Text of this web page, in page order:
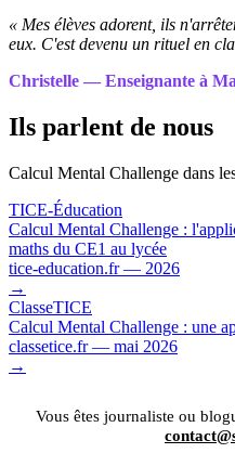
« Mes élèves adorent, ils
eux. C'est devenu un rituel en
Christelle — Enseignante à
Ils parlent de nous
Calcul Mental Challenge dans
TICE-Éducation
Calcul Mental Challenge :
maths du CE1 au lycée
tice-education.fr — 2026
→
ClasseTICE
Calcul Mental Challenge : une
classetice.fr — mai 2026
→
Vous êtes journaliste ou